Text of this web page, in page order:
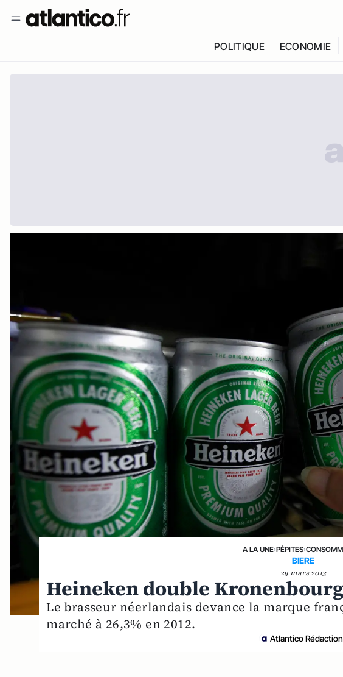
POLITIQUE ECONOMIE
A LA UNE›PÉPITES›
BIERE
29 mars 2013
Heineken double
Le brasseur néerlandais devance la marque
marché à 26,3% en 2012.
Atlantico Rédaction